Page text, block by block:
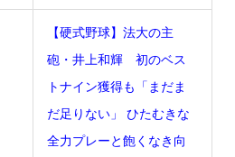
【硬式野球】法大の主
砲・井上和輝 初のベス
トナイン獲得も「まだま
だ足りない」 ひたむきな
全力プレーと飽くなき向